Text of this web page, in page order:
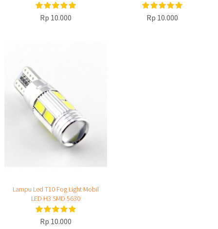
Rp 10.000 Rp 10.000
Lampu Led T10 Fog Light Mobil
LED H3 SMD 5630
Rp 10.000